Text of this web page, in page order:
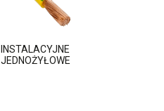
INSTALACYJNE
JEDNOŻYŁOWE